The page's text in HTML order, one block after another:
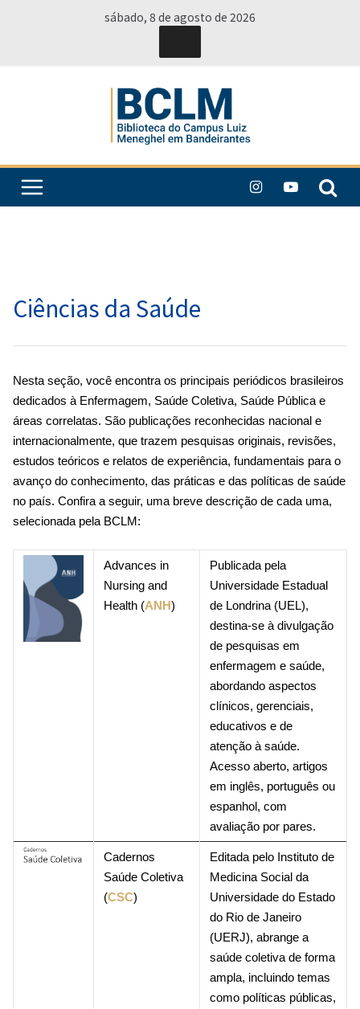
sábado, 8 de agosto de 2026
Ciências da Saúde
Nesta seção, você encontra os principais periódicos brasileiros
dedicados à Enfermagem, Saúde Coletiva, Saúde Pública e
áreas correlatas. São publicações reconhecidas nacional e
internacionalmente, que trazem pesquisas originais, revisões,
estudos teóricos e relatos de experiência, fundamentais para o
avanço do conhecimento, das práticas e das políticas de saúde
no país. Confira a seguir, uma breve descrição de cada uma,
selecionada pela BCLM:
Advances in
Nursing and
Health (ANH)
Publicada pela
Universidade Estadual
de Londrina (UEL),
destina-se à divulgação
de pesquisas em
enfermagem e saúde,
abordando aspectos
clínicos, gerenciais,
educativos e de
atenção à saúde.
Acesso aberto, artigos
em inglês, português ou
espanhol, com
avaliação por pares.
Cadernos
Saúde Coletiva
(CSC)
Editada pelo Instituto de
Medicina Social da
Universidade do Estado
do Rio de Janeiro
(UERJ), abrange a
saúde coletiva de forma
ampla, incluindo temas
como políticas públicas,